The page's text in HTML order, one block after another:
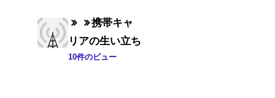
携帯キャ
リアの生い立ち
10件のビュー